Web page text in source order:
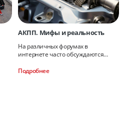
АКПП. Мифы и реальность
На различных форумах в
интернете часто обсуждаются
эксплуатацией АКПП. Так как
Подробнее